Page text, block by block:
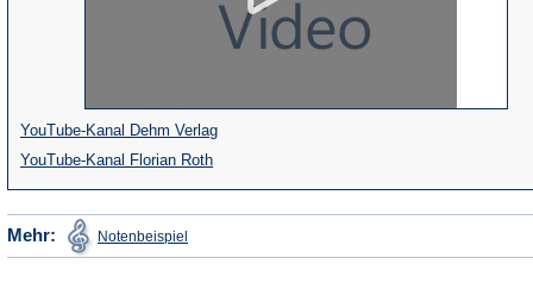
YouTube-Kanal Dehm Verlag(Öffnet
einem
neuen
YouTube-Kanal Florian Roth(Öffnet
in
einem
Mehr: Notenbeispiel in
einem